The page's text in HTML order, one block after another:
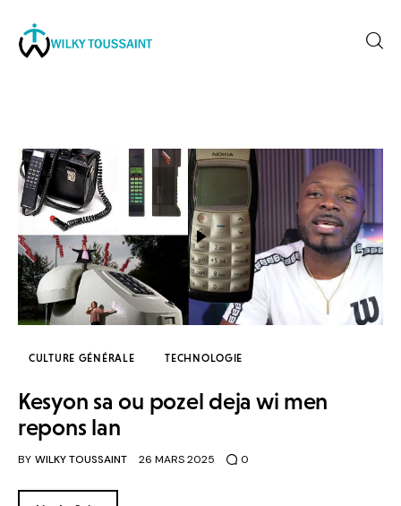
À propos
catégories
contactez-nous
Formation
CULTURE GÉNÉRALE TECHNOLOGIE
Kesyon sa ou pozel deja wi men
repons lan
BY WILKY TOUSSAINT 26 MARS 2025 0